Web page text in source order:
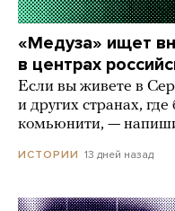
«Медуза» ищет
в центрах
Если вы живете в
и других странах,
комьюнити, —
ИСТОРИИ 13 дней назад